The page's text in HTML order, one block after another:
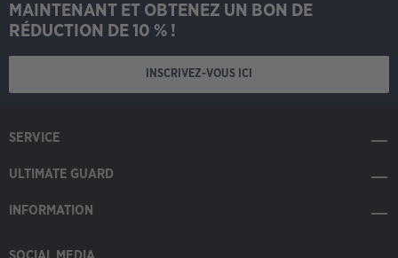
MAINTENANT ET OBTENEZ UN BON DE
RÉDUCTION DE 10 % !
INSCRIVEZ-VOUS ICI
SERVICE
ULTIMATE GUARD
INFORMATION